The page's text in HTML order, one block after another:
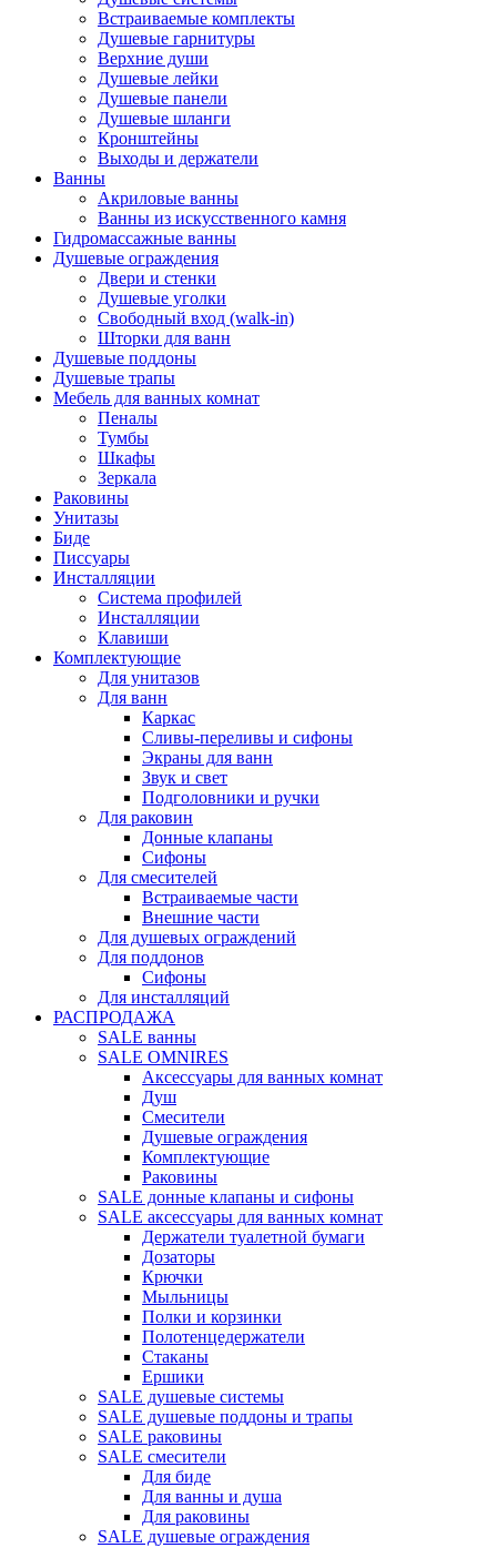
Встраиваемые комплекты
Душевые гарнитуры
Верхние души
Душевые лейки
Душевые панели
Душевые шланги
Кронштейны
Выходы и держатели
Ванны
Акриловые ванны
Ванны из искусственного камня
Гидромассажные ванны
Душевые ограждения
Двери и стенки
Душевые уголки
Свободный вход (walk-in)
Шторки для ванн
Душевые поддоны
Душевые трапы
Мебель для ванных комнат
Пеналы
Тумбы
Шкафы
Зеркала
Раковины
Унитазы
Биде
Писсуары
Инсталляции
Система профилей
Инсталляции
Клавиши
Комплектующие
Для унитазов
Для ванн
Каркас
Сливы-переливы и сифоны
Экраны для ванн
Звук и свет
Подголовники и ручки
Для раковин
Донные клапаны
Сифоны
Для смесителей
Встраиваемые части
Внешние части
Для душевых ограждений
Для поддонов
Сифоны
Для инсталляций
РАСПРОДАЖА
SALE ванны
SALE OMNIRES
Аксессуары для ванных комнат
Душ
Смесители
Душевые ограждения
Комплектующие
Раковины
SALE донные клапаны и сифоны
SALE аксессуары для ванных комнат
Держатели туалетной бумаги
Дозаторы
Крючки
Мыльницы
Полки и корзинки
Полотенцедержатели
Стаканы
Ершики
SALE душевые системы
SALE душевые поддоны и трапы
SALE раковины
SALE смесители
Для биде
Для ванны и душа
Для раковины
SALE душевые ограждения